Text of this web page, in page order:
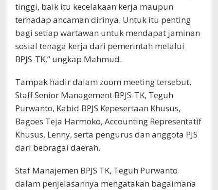
tinggi, baik itu kecelakaan kerja maupun
terhadap ancaman dirinya. Untuk itu penting
bagi setiap wartawan untuk mendapat jaminan
sosial tenaga kerja dari pemerintah melalui
BPJS-TK,” ungkap Mahmud.
Tampak hadir dalam zoom meeting tersebut,
Staff Senior Management BPJS-TK, Teguh
Purwanto, Kabid BPJS Kepesertaan Khusus,
Bagoes Teja Harmoko, Accounting Representatif
Khusus, Lenny, serta pengurus dan anggota PJS
dari bebragai daerah.
Staf Manajemen BPJS TK, Teguh Purwanto
dalam penjelasannya mengatakan bagaimana